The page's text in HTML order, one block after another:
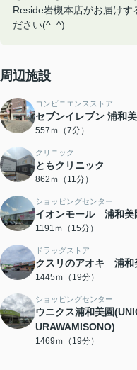
Reside岩槻本店がお届け
ださい(^_^)
周辺施設
コンビニエンスストア
セブンイレブン 浦和
557ｍ（7分）
クリニック
ともクリニック
862ｍ（11分）
ショッピングセンター
イオンモール 浦和美
1191ｍ（15分）
ドラッグストア
クスリのアオキ 浦和
1445ｍ（19分）
ショッピングセンター
ウニクス浦和美園
URAWAMISONO)
1469ｍ（19分）